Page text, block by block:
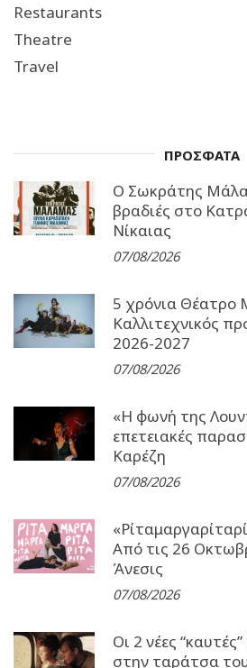
Restaurants
Theatre
Travel
ΠΡΟΣΦΑΤΑ
Ο Σωκράτης
βραδιές στο
Νίκαιας
07/08/2026
5 χρόνια Θέατρο
Καλλιτεχνικός
2026-2027
07/08/2026
«Η φωνή της
επετειακές
Καρέζη
07/08/2026
Από τις 26
Άνεσις
07/08/2026
Οι 2 νέες
στην ταράτσα